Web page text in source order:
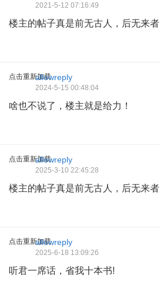
2021-5-12 07:16:49
楼主的帖子真是前无古人，后无来者
点击重新加载allowreply
2024-5-15 00:48:04
啥也不说了，楼主就是给力！
点击重新加载allowreply
2025-3-10 22:45:28
楼主的帖子真是前无古人，后无来者
点击重新加载allowreply
2025-6-18 13:09:26
听君一席话，省我十本书!